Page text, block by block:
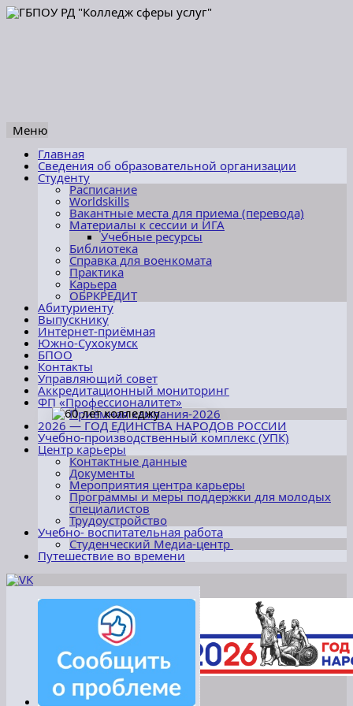
Меню
Перейти
содержимому
Главная
Сведения об образовательной организации
Студенту
Расписание
Worldskills
Вакантные места для приема (перевода)
Материалы к сессии и ИГА
Учебные ресурсы
Библиотека
Справка для военкомата
Практика
Карьера
ОБРКРЕДИТ
Абитуриенту
Выпускнику
Интернет-приёмная
Южно-Сухокумск
БПОО
Контакты
Управляющий совет
Аккредитационный мониторинг
ФП «Профессионалитет»
Приёмная кампания-2026
2026 — ГОД ЕДИНСТВА НАРОДОВ РОССИИ
Учебно-производственный комплекс (УПК)
Центр карьеры
Контактные данные
Документы
Мероприятия центра карьеры
Программы и меры поддержки для молодых
специалистов
Трудоустройство
Учебно- воспитательная работа
Студенческий Медиа-центр
Путешествие во времени
«